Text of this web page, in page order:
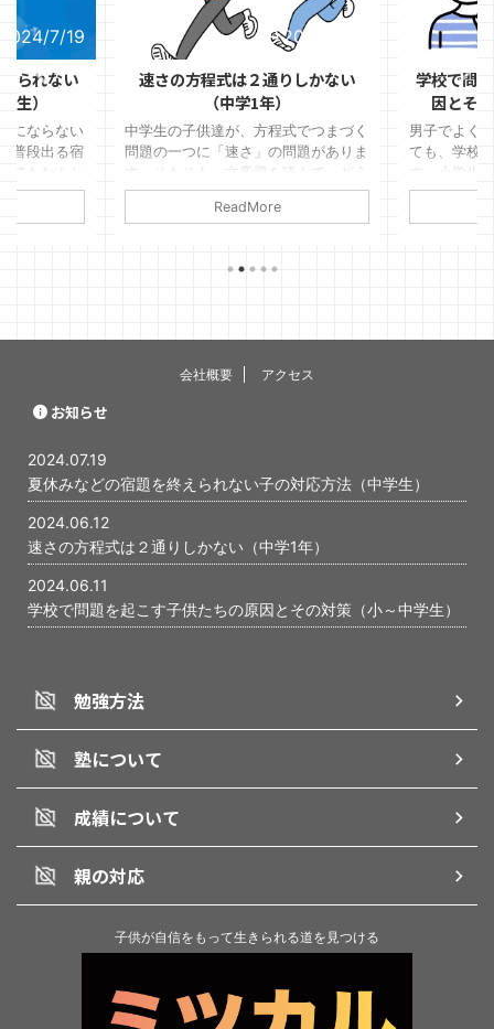
2024/7/19
られない
生）
にならない
普段出る宿
てもなんと
すが、夏休
うな子の場
は何をする
します。
2024/6/12
速さの方程式は２通りしかない
（中学1年）
中学生の子供達が、方程式でつまづく
問題の一つに「速さ」の問題がありま
す。そもそも、文章題を読んで、どう
やって式をつくればいいのかわからな
くなってしまうことが多いです。 そ
語の文章であれば、「理解」すること
ない式を言葉にしただけです。「理
もありませんので、何が書いてあるか
ReadMore
学校で問
因とそ
男子でよく
ても、学校
す。小学生
ない、他の
は親に原因
会社概要 アクセス
お知らせ
2024.07.19
夏休みなどの宿題を終えられない子の対応方法（中学生）
2024.06.12
速さの方程式は２通りしかない（中学1年）
2024.06.11
学校で問題を起こす子供たちの原因とその対策（小～中学生）
勉強方法
塾について
成績について
親の対応
子供が自信をもって生きられる道を見つける